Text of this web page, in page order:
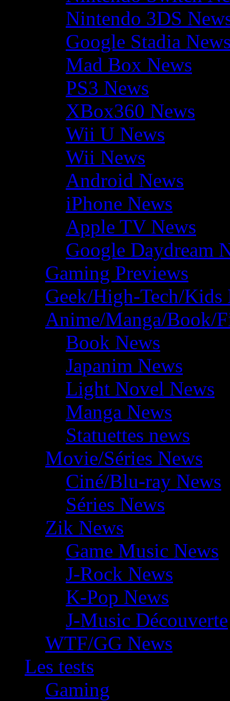
Nintendo 3DS
Google Stadia
Mad Box News
PS3 News
XBox360 News
Wii U News
Wii News
Android News
iPhone News
Apple TV News
Google Daydream
Gaming Previews
Geek/High-Tech/Kids
Anime/Manga/Book/
Book News
Japanim News
Light Novel News
Manga News
Statuettes news
Movie/Séries News
Ciné/Blu-ray News
Séries News
Zik News
Game Music News
J-Rock News
K-Pop News
J-Music Découverte
WTF/GG News
Les tests
Gaming